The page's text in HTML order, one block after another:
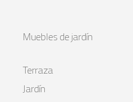
Muebles de jardín
Terraza
Jardín